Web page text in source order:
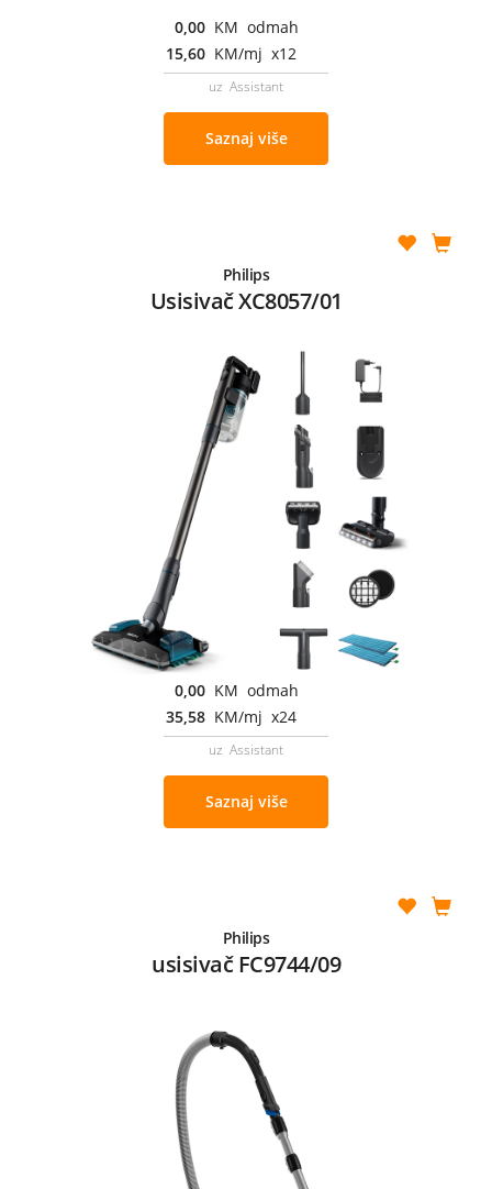
0,00 KM odmah
15,60 KM/mj x12
uz Assistant
Saznaj više
Philips
Usisivač XC8057/01
0,00 KM odmah
35,58 KM/mj x24
uz Assistant
Saznaj više
Philips
usisivač FC9744/09